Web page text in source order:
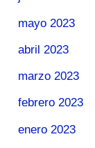
mayo 2023
abril 2023
marzo 2023
febrero 2023
enero 2023